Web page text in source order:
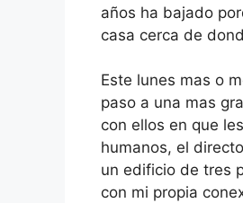
años ha bajado
casa cerca de
Este lunes mas o
paso a una mas
con ellos en que
humanos, el
un edificio de tres
con mi propia